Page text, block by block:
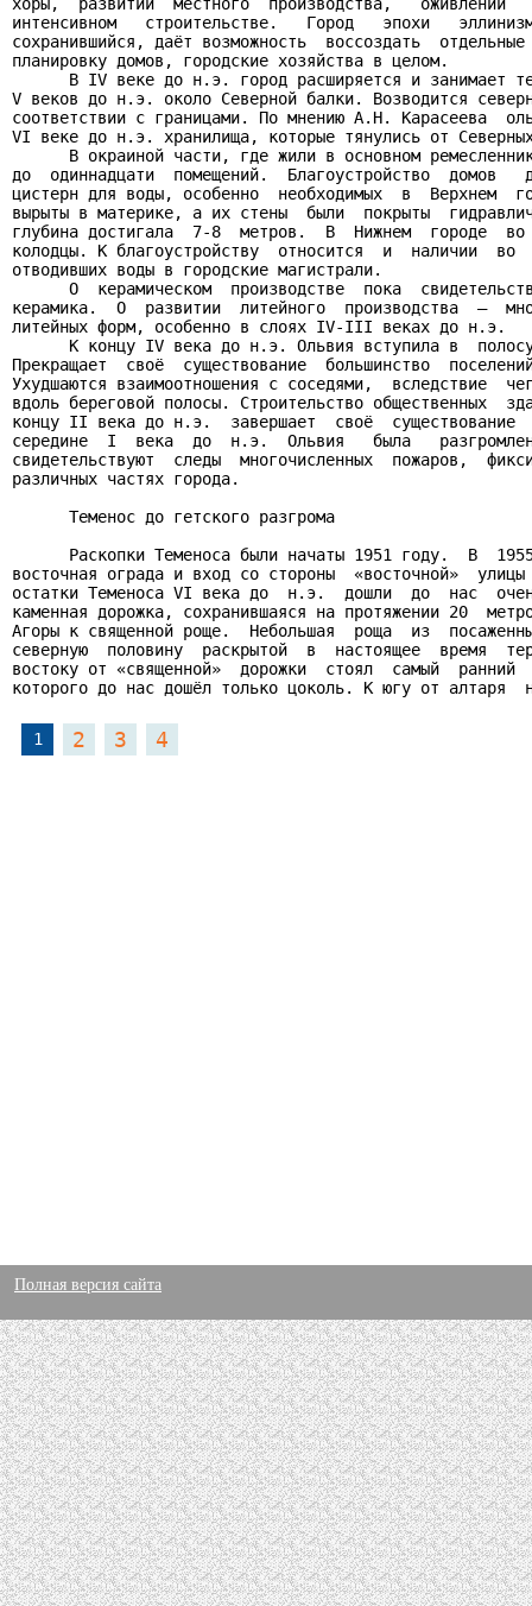
интенсивном   строительстве.   Город   эпохи
сохранившийся, даёт возможность  воссоздать
планировку домов, городские хозяйства в целом.
В IV веке до н.э. город расширяется и занимает
V веков до н.э. около Северной балки. Возводится
соответствии с границами. По мнению А.Н. Карасеева
VI веке до н.э. хранилища, которые тянулись от
В окраиной части, где жили в основном
до  одиннадцати  помещений.  Благоустройство  домов
цистерн для воды, особенно  необходимых  в  Верхнем
вырыты в материке, а их стены  были  покрыты
глубина достигала  7-8  метров.  В  Нижнем  городе
колодцы. К благоустройству  относится  и  наличии  во
отводивших воды в городские магистрали.
О  керамическом  производстве  пока
керамика.  О  развитии  литейного  производства  –
литейных форм, особенно в слоях IV-III веках до н.э.
К концу IV века до н.э. Ольвия вступила в
Прекращает  своё  существование  большинство
Ухудшаются взаимоотношения с соседями,  вследствие
вдоль береговой полосы. Строительство общественных
концу II века до н.э.  завершает  своё
середине  I  века  до  н.э.  Ольвия   была
свидетельствуют  следы  многочисленных  пожаров,
различных частях города.
      Теменос до гетского разгрома
Раскопки Теменоса были начаты 1951 году.  В
восточная ограда и вход со стороны  «восточной»
остатки Теменоса VI века до  н.э.  дошли  до  нас
каменная дорожка, сохранившаяся на протяжении 20
Агоры к священной роще.  Небольшая  роща  из
северную  половину  раскрытой  в  настоящее  время
востоку от «священной»  дорожки  стоял  самый
которого до нас дошёл только цоколь. К югу от алтаря
1 2 3 4
Полная версия сайта